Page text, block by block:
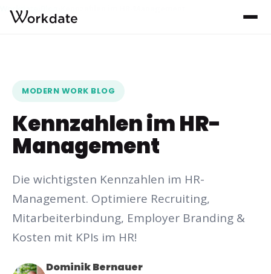
Workdate
MODERN WORK BLOG
Kennzahlen im HR-
Management
Die wichtigsten Kennzahlen im HR-
Management. Optimiere Recruiting,
Mitarbeiterbindung, Employer Branding &
Kosten mit KPIs im HR!
Dominik Bernauer